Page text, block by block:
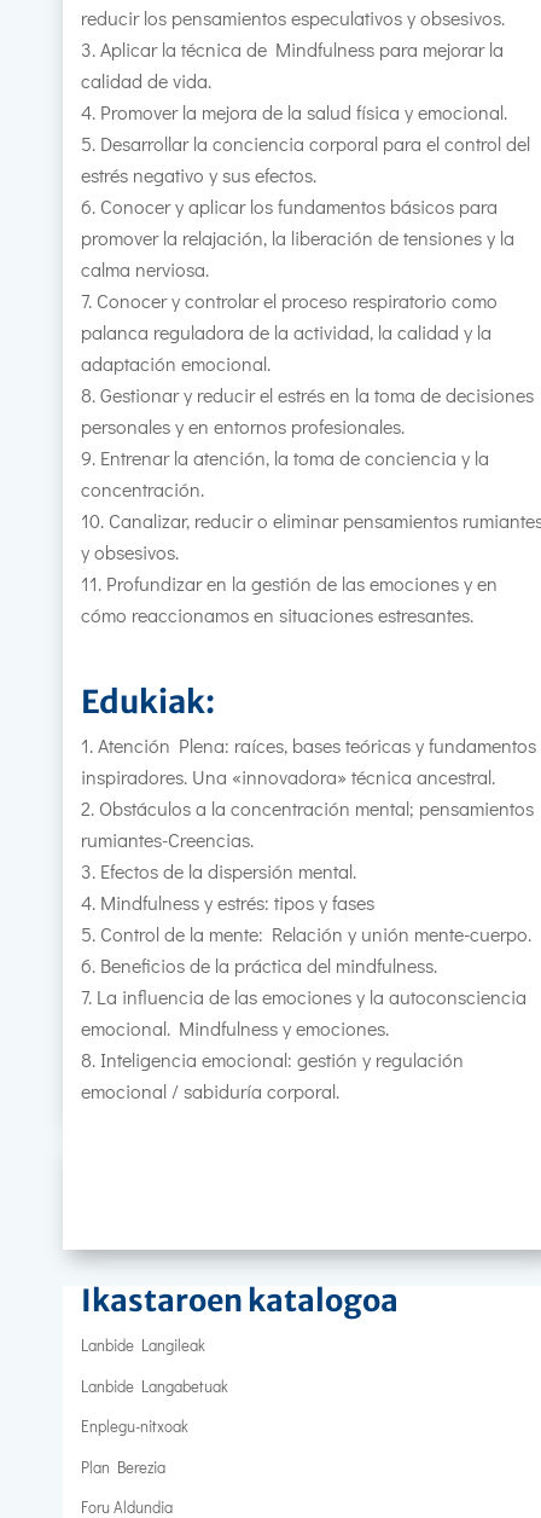
reducir los pensamientos especulativos y obsesivos.
Aplicar la técnica de Mindfulness para mejorar la
calidad de vida.
Promover la mejora de la salud física y emocional.
Desarrollar la conciencia corporal para el control del
estrés negativo y sus efectos.
Conocer y aplicar los fundamentos básicos para
promover la relajación, la liberación de tensiones y la
calma nerviosa.
Conocer y controlar el proceso respiratorio como
palanca reguladora de la actividad, la calidad y la
adaptación emocional.
Gestionar y reducir el estrés en la toma de decisiones
personales y en entornos profesionales.
Entrenar la atención, la toma de conciencia y la
concentración.
Canalizar, reducir o eliminar pensamientos
y obsesivos.
Profundizar en la gestión de las emociones y en
cómo reaccionamos en situaciones estresantes.
Edukiak:
Atención Plena: raíces, bases teóricas y fundamentos
inspiradores. Una «innovadora» técnica ancestral.
Obstáculos a la concentración mental; pensamientos
rumiantes-Creencias.
Efectos de la dispersión mental.
Mindfulness y estrés: tipos y fases
Control de la mente: Relación y unión mente-cuerpo.
Beneficios de la práctica del mindfulness.
La influencia de las emociones y la autoconsciencia
emocional. Mindfulness y emociones.
Inteligencia emocional: gestión y regulación
emocional / sabiduría corporal.
Ikastaroen katalogoa
Lanbide Langileak
Lanbide Langabetuak
Enplegu-nitxoak
Plan Berezia
Foru Aldundia